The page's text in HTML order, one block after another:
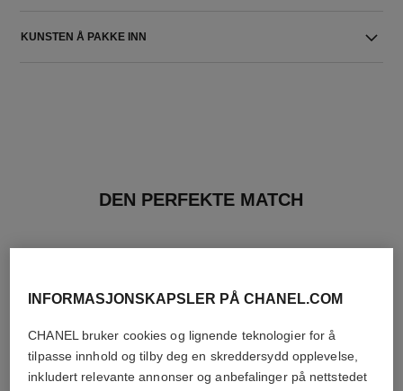
KUNSTEN Å PAKKE INN
DEN PERFEKTE MATCH
INFORMASJONSKAPSLER PÅ CHANEL.COM
CHANEL bruker cookies og lignende teknologier for å
tilpasse innhold og tilby deg en skreddersydd opplevelse,
inkludert relevante annonser og anbefalinger på nettstedet